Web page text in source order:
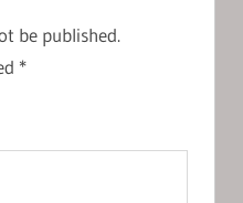
be published.
*